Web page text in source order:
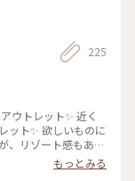
225
ット✨️ 欲しいものに
、リゾート感もある
ゆ
もっとみる